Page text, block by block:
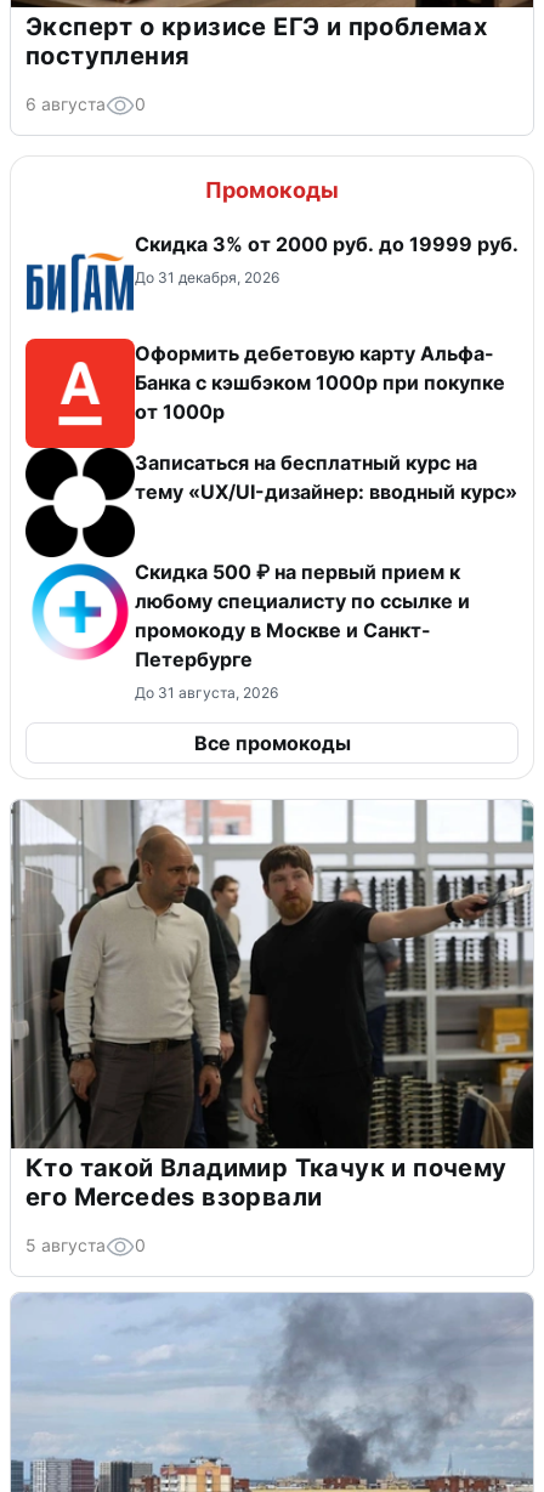
Эксперт о кризисе ЕГЭ и проблемах
поступления
6 августа 0
Промокоды
​Скидка 3% от 2000 руб. до 19999 руб.
До 31 декабря, 2026
Оформить дебетовую карту Альфа-
Банка с кэшбэком 1000р при покупке
от 1000р
Записаться на бесплатный курс на
тему «UX/UI-дизайнер: вводный курс»
Скидка 500 ₽ на первый прием к
любому специалисту по ссылке и
промокоду в Москве и Санкт-
Петербурге
До 31 августа, 2026
Все промокоды
Кто такой Владимир Ткачук и почему
его Mercedes взорвали
5 августа 0